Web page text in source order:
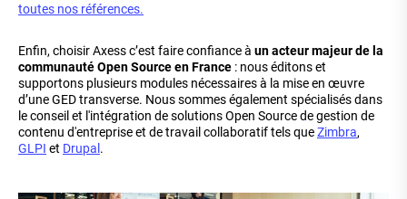
toutes nos références.
Enfin, choisir Axess c’est faire confiance à un acteur majeur de la
communauté Open Source en France : nous éditons et
supportons plusieurs modules nécessaires à la mise en œuvre
d’une GED transverse. Nous sommes également spécialisés dans
le conseil et l'intégration de solutions Open Source de gestion de
contenu d'entreprise et de travail collaboratif tels queZimbra,
GLPI et Drupal .